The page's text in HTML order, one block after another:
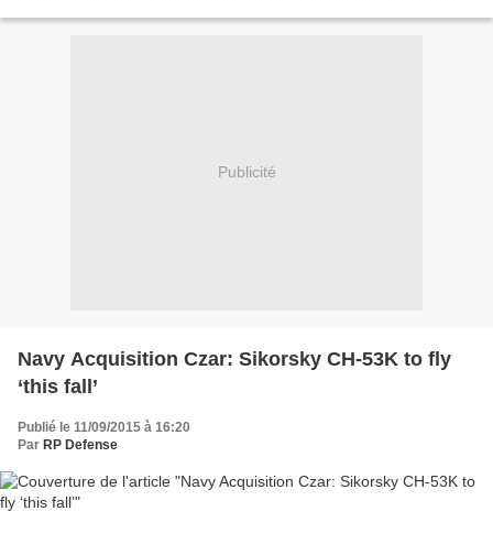
Publicité
Navy Acquisition Czar: Sikorsky CH-53K to fly
‘this fall’
Publié le 11/09/2015 à 16:20
Par RP Defense